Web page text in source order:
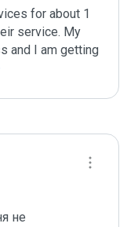
for about 1
service. My
and I am getting
не